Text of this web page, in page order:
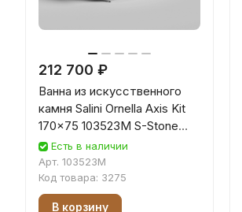
212 700 ₽
Ванна из искусственного
камня Salini Ornella Axis Kit
170x75 103523M S-Stone
белая матовая
Есть в наличии
Арт. 103523M
Код товара: 3275
В корзину